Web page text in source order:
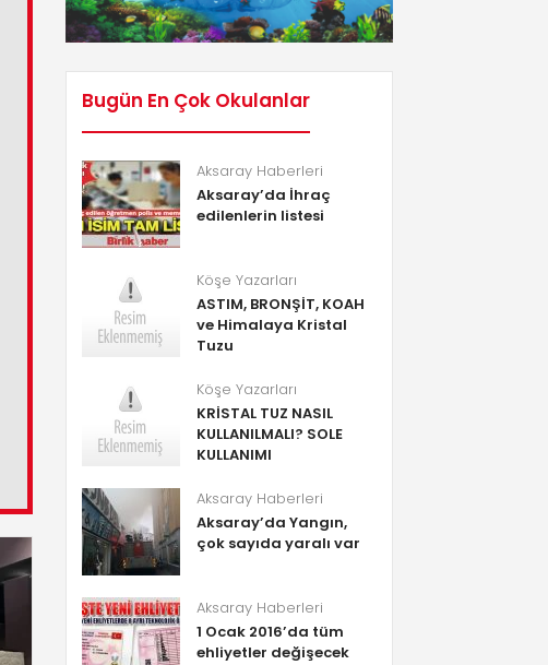
Bugün En Çok Okulanlar
Aksaray Haberleri
Aksaray’da İhraç
edilenlerin listesi
Köşe Yazarları
ASTIM, BRONŞİT, KOAH
ve Himalaya Kristal
Tuzu
Köşe Yazarları
KRİSTAL TUZ NASIL
KULLANILMALI? SOLE
KULLANIMI
Aksaray Haberleri
Aksaray’da Yangın,
çok sayıda yaralı var
Aksaray Haberleri
1 Ocak 2016’da tüm
ehliyetler değişecek